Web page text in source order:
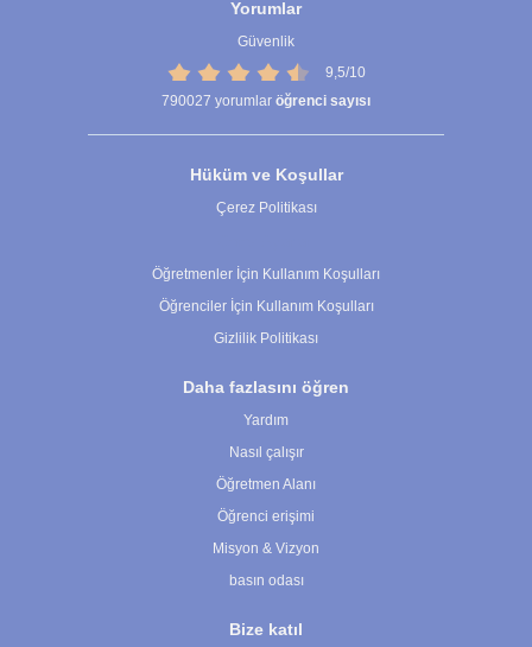
Yorumlar
Güvenlik
9,5/10
790027 yorumlar öğrenci sayısı
Hüküm ve Koşullar
Çerez Politikası
Öğretmenler İçin Kullanım Koşulları
Öğrenciler İçin Kullanım Koşulları
Gizlilik Politikası
Daha fazlasını öğren
Yardım
Nasıl çalışır
Öğretmen Alanı
Öğrenci erişimi
Misyon & Vizyon
basın odası
Bize katıl